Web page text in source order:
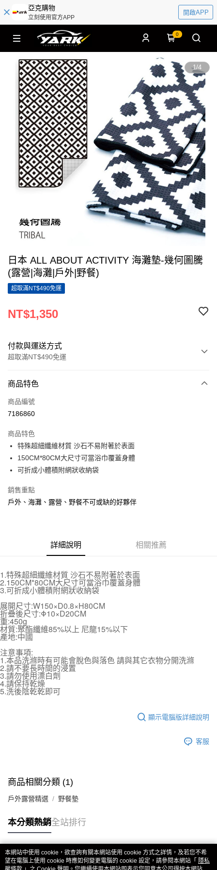
亞克購物
立刻使用官方APP
開啟APP
0
1/4
日本 ALL ABOUT ACTIVITY 海灘墊-幾何圖騰
(露營|海灘|戶外|野餐)
超取滿NT$490免運
NT$1,350
付款與運送方式
超取滿NT$490免運
信用卡一次付款
超商取貨付款
Apple Pay
街口支付
全盈+PAY
AFTEE先享後付是「在收到商品之後才付款」的支付方式。 讓您購物簡單
２．便利：只要手機號碼，簡訊認證，即可結帳。
３．安心：先確認商品／服務後，再付款。
１．於結帳方式選擇「AFTEE先享後付」後，將跳轉至「AFTEE先享後付」
結帳頁面，進行簡訊認證並確認金額後，即可完成結帳。
２．訂單成立數日內，您將收到繳費通知簡訊。
３．收到繳費通知簡訊後14天內，點擊此簡訊中的連結，可透過四大超商／
ATM／網路銀行／等多元方式進行付款，方視為交易完成。
※ 請注意：結帳手續完成當下不需立刻繳費，但若您需要取消訂單，請聯絡
購買商品的店家。未經商家同意取消之訂單仍視為有效，需透過AFTEE先享
後付繳納相關費用。
※ 交易是否成功請以「AFTEE先享後付 」之結帳頁面顯示為準，若有關於
是否繳費成功／繳費後需取消欲退款等相關疑問，請聯繫「AFTEE先享後付
客戶支援中心」 https://netprotections.freshdesk.com/support/home
１．透過由恩沛科技股份有限公司提供之「AFTEE先享後付」服務完成之交
任。
時審查核予不同之上限額度；若仍有額度不足之情形，本公司將視審查結果
５．嚴禁一人註冊多個帳號或使用他人資訊註冊。若發現惡意使用之情形，
恩沛科技股份有限公司將有權停止該用戶之使用額度並採取法律行動。
全家取貨付款 (運費60$)
付款後全家取貨 (運費70$)
每筆NT$70，滿NT$490(含以上)免運費
萊爾富取貨付款 (運費70$)
每筆NT$70，滿NT$490(含以上)免運費
付款後萊爾富取貨 (運費70$)
每筆NT$70，滿NT$490(含以上)免運費
每筆NT$70，滿NT$490(含以上)免運費
商品特色
商品編號
7186860
商品特色
特殊超細纖維材質 沙石不易附著於表面
150CM*80CM大尺寸可當浴巾覆蓋身體
可折成小體積附網狀收納袋
銷售重點
戶外、海灘、露營、野餐不可或缺的好夥伴
詳細說明 相關推薦
1.特殊超細纖維材質 沙石不易附著於表面
2.150CM*80CM大尺寸可當浴巾覆蓋身體
3.可折成小體積附網狀收納袋
展開尺寸:W150×D0.8×H80CM
折疊後尺寸:Φ10×D20CM
重:450g
材質:聚酯纖維85%以上 尼龍15%以下
產地:中國
注意事項:
1.本品洗滌時有可能會脫色與落色 請與其它衣物分開洗滌
2.請不要長時間的浸置
3.請勿使用漂白劑
4.請保持乾燥
5.洗後陰乾乾即可
顯示電腦版詳細說明
客服
商品相關分類 (1)
戶外露營精選 野餐墊
本分類熱銷全站排行
熱門標籤
本網站中使用 cookie，欲查詢有關本網站使用 cookie 方式之詳情，及若您不希
望在電腦上使用 cookie 時應如何變更電腦的 cookie 設定，請參閱本網站「 隱私